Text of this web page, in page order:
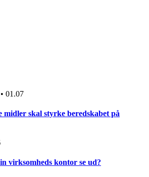
• 01.07
skal styrke beredskabet på
virksomheds kontor se ud?